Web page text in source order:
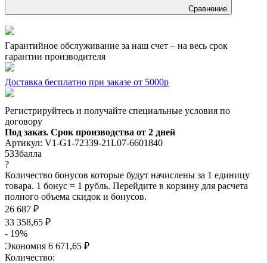
Сравнение
Гарантийное обслуживание за наш счет – на весь срок
гарантии производителя
Доставка бесплатно при заказе от 5000р
Регистрируйтесь и получайте специальные условия по
договору
Под заказ. Срок производства от 2 дней
Артикул: V1-G1-72339-21L07-6601840
533балла
?
Количество бонусов которые будут начислены за 1 единицу
товара. 1 бонус = 1 рубль. Перейдите в корзину для расчета
полного объема скидок и бонусов.
26 687 ₽
33 358,65 ₽
- 19%
Экономия 6 671,65 ₽
Количество: